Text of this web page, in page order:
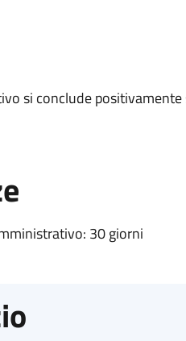
si conclude positivamente
30 giorni